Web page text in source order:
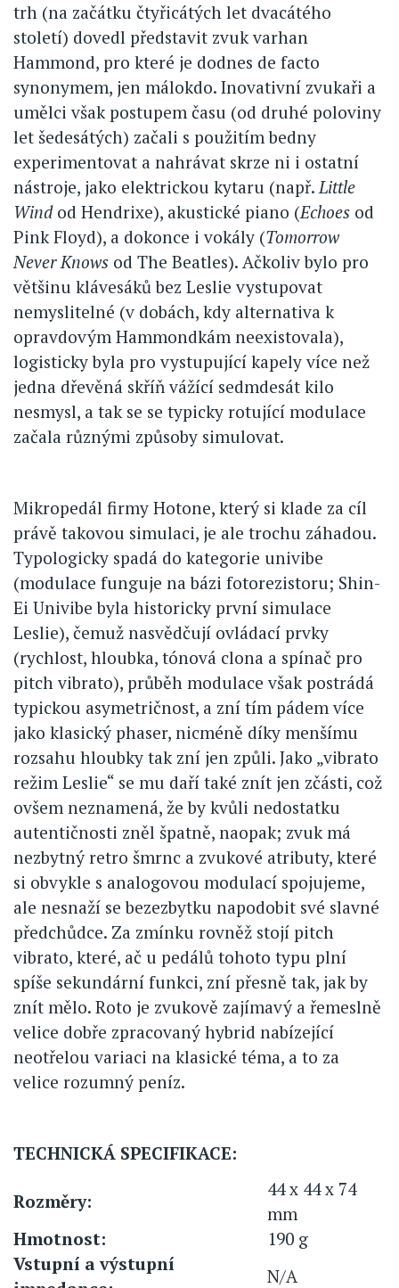
trh (na začátku čtyřicátých let dvacátého
století) dovedl představit zvuk varhan
Hammond, pro které je dodnes de facto
synonymem, jen málokdo. Inovativní zvukaři a
umělci však postupem času (od druhé poloviny
let šedesátých) začali s použitím bedny
experimentovat a nahrávat skrze ni i ostatní
nástroje, jako elektrickou kytaru (např.Little
Windod Hendrixe), akustické piano (Echoes od
Pink Floyd), a dokonce i vokály (Tomorrow
Never Knows od The Beatles). Ačkoliv bylo pro
většinu klávesáků bez Leslie vystupovat
nemyslitelné (v dobách, kdy alternativa k
opravdovým Hammondkám neexistovala),
logisticky byla pro vystupující kapely více než
jedna dřevěná skříň vážící sedmdesát kilo
nesmysl, a tak se se typicky rotující modulace
začala různými způsoby simulovat.
Mikropedál firmy Hotone, který si klade za cíl
právě takovou simulaci, je ale trochu záhadou.
Typologicky spadá do kategorie univibe
(modulace funguje na bázi fotorezistoru; Shin-
Ei Univibe byla historicky první simulace
Leslie), čemuž nasvědčují ovládací prvky
(rychlost, hloubka, tónová clona a spínač pro
pitch vibrato), průběh modulace však postrádá
typickou asymetričnost, a zní tím pádem více
jako klasický phaser, nicméně díky menšímu
rozsahu hloubky tak zní jen způli. Jako „vibrato
režim Leslie“ se mu daří také znít jen zčásti, což
ovšem neznamená, že by kvůli nedostatku
autentičnosti zněl špatně, naopak; zvuk má
nezbytný retro šmrnc a zvukové atributy, které
si obvykle s analogovou modulací spojujeme,
ale nesnaží se bezezbytku napodobit své slavné
předchůdce. Za zmínku rovněž stojí pitch
vibrato, které, ač u pedálů tohoto typu plní
spíše sekundární funkci, zní přesně tak, jak by
znít mělo. Roto je zvukově zajímavý a řemeslně
velice dobře zpracovaný hybrid nabízející
neotřelou variaci na klasické téma, a to za
velice rozumný peníz.
TECHNICKÁ SPECIFIKACE:
Rozměry:
44 x 44 x 74
mm
Hmotnost:
190 g
Vstupní a výstupní
N/A